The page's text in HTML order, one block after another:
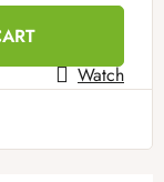
Watch